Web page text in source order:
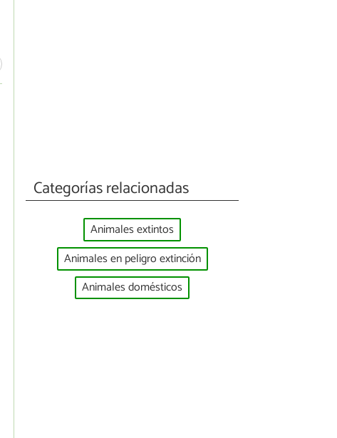
Categorías relacionadas
Animales extintos
Animales en peligro extinción
Animales domésticos